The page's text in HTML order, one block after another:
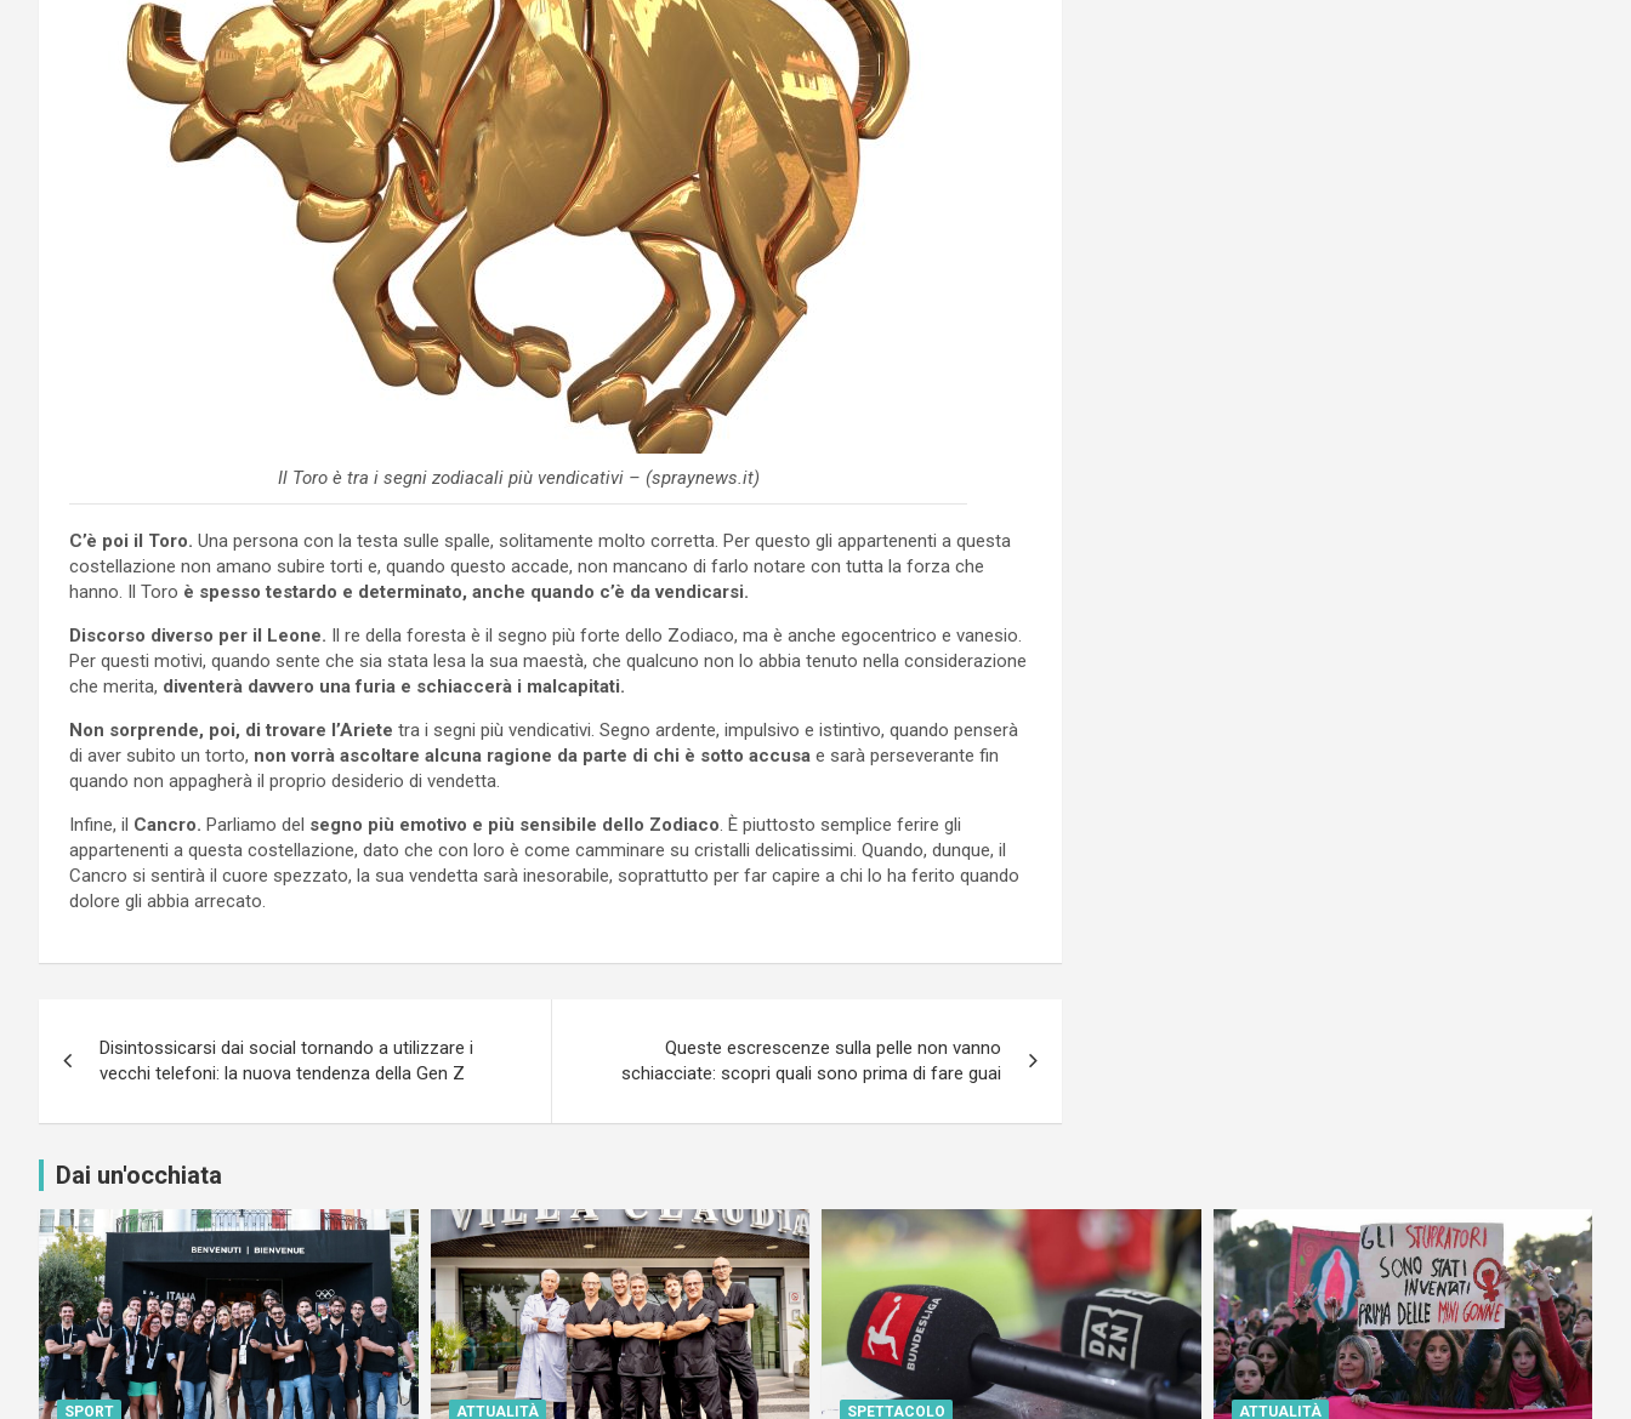
Il Toro è tra i segni zodiacali più vendicativi – (spraynews.it)
C’è poi il Toro. Una persona con la testa sulle spalle, solitamente molto corretta. Per questo gli appartenenti a questa
costellazione non amano subire torti e, quando questo accade, non mancano di farlo notare con tutta la forza che
hanno. Il Toro è spesso testardo e determinato, anche quando c’è da vendicarsi.
Discorso diverso per il Leone. Il re della foresta è il segno più forte dello Zodiaco, ma è anche egocentrico e vanesio.
Per questi motivi, quando sente che sia stata lesa la sua maestà, che qualcuno non lo abbia tenuto nella considerazione
che merita, diventerà davvero una furia e schiaccerà i malcapitati.
Non sorprende, poi, di trovare l’Ariete tra i segni più vendicativi. Segno ardente, impulsivo e istintivo, quando penserà
di aver subito un torto, non vorrà ascoltare alcuna ragione da parte di chi è sotto accusa e sarà perseverante fin
quando non appagherà il proprio desiderio di vendetta.
Infine, il Cancro. Parliamo del segno più emotivo e più sensibile dello Zodiaco . È piuttosto semplice ferire gli
appartenenti a questa costellazione, dato che con loro è come camminare su cristalli delicatissimi. Quando, dunque, il
Cancro si sentirà il cuore spezzato, la sua vendetta sarà inesorabile, soprattutto per far capire a chi lo ha ferito quando
dolore gli abbia arrecato.
articoli
Disintossicarsi dai social tornando a utilizzare i
vecchi telefoni: la nuova tendenza della Gen Z
Queste escrescenze sulla pelle non vanno
schiacciate: scopri quali sono prima di fare guai
Dai un'occhiata
SPORT ATTUALITÀ SPETTACOLO ATTUALITÀ